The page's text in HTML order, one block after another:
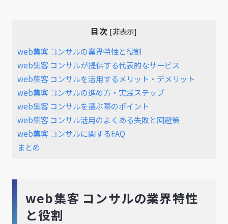
目次 [非表示]
web集客 コンサルの業界特性と役割
web集客 コンサルが提供する代表的なサービス
web集客 コンサルを活用するメリット・デメリット
web集客 コンサルの進め方・実践ステップ
web集客 コンサルを選ぶ際のポイント
web集客 コンサル活用のよくある失敗と回避策
web集客 コンサルに関するFAQ
まとめ
web集客 コンサルの業界特性
と役割